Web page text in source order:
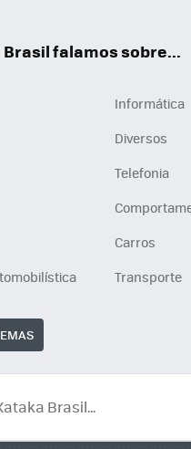
Brasil falamos sobre...
Informática
Diversos
Telefonia
Carros
Transporte